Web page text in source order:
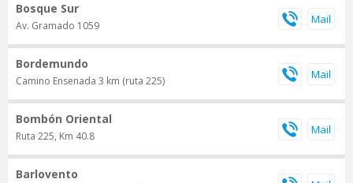
Bosque Sur
Av. Gramado 1059
Bordemundo
Camino Ensenada 3 km (ruta 225)
Bombón Oriental
Ruta 225, Km 40.8
Barlovento